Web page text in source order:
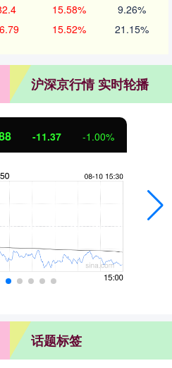
15.58% 9.26%
15.52% 21.15%
沪深京行情 实时轮播
-11.37 -1.00%
话题标签